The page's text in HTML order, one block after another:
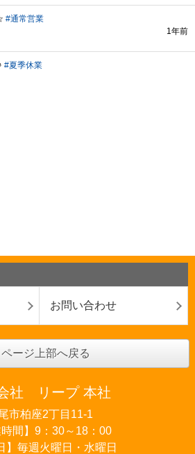
お問い合わせ
ページ上部へ戻る
社 リープ 本社
尾市柏座2丁目11-1
時間】9：30～18：00
】毎週火曜日・水曜日